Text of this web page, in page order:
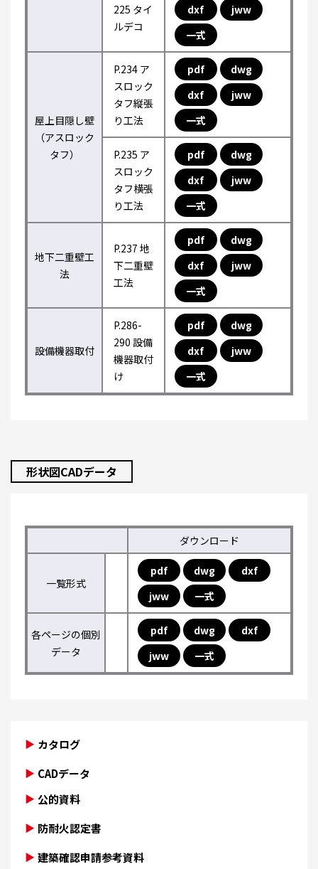
225 タイ
ルデコ
dxf
jww
一式
屋上目隠し壁
（アスロック
タフ）
P.234 ア
スロック
タフ縦張
り工法
pdf
dwg
dxf
jww
一式
P.235 ア
スロック
タフ横張
り工法
pdf
dwg
dxf
jww
一式
地下二重壁工
法
P.237 地
下二重壁
工法
pdf
dwg
dxf
jww
一式
設備機器取付
P.286-
290 設備
機器取付
け
pdf
dwg
dxf
jww
一式
形状図CADデータ
ダウンロード
一覧形式
pdf dwg
dxf
jww
一式
各ページの個別
データ
pdf dwg
dxf
jww
一式
カタログ
CADデータ
公的資料
防耐火認定書
建築確認申請参考資料